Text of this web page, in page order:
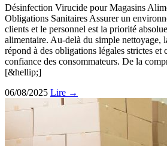
Désinfection Virucide pour Magasins
Obligations Sanitaires Assurer un
clients et le personnel est la priorité
alimentaire. Au-delà du simple nettoyage,
répond à des obligations légales strictes et
confiance des consommateurs. De la
[&hellip;]
06/08/2025 Lire →